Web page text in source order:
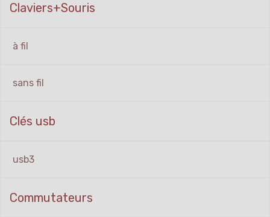
Claviers+Souris
à fil
sans fil
Clés usb
usb3
Commutateurs